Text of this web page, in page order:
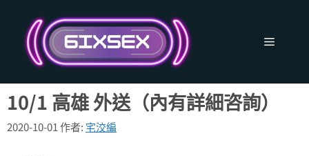
容
選
單
10/1 高雄 外送（內有詳細咨詢）
2020-10-01作者: 宅洨編